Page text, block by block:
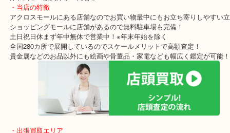
使っていないブランドの無料査定はお気軽に当店へお越しください
・最寄り駅
東北高速鉄道線「栂・美木多駅」「光明池」「泉ヶ丘」
・ご来店が多いエリア
堺市・大阪狭山市・堺市南区
富田林市・堺市東区・和泉市
岸和田市・泉大津市・高石市
・当店の特徴
アクロスモールにある店舗なのでお買い物最中にもお立ち寄りしや
ショッピングモールに店舗があるので無料駐車場も完備！
土日祝日休まず年中無休で営業中！※年末年始を除く